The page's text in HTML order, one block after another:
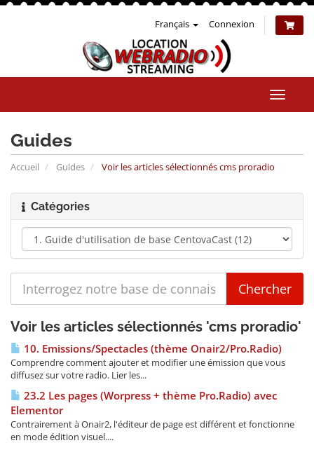
Français Connexion
la
Guides
Accueil Guides Voir les articles sélectionnés cms proradio
Catégories
Voir les articles sélectionnés 'cms proradio'
10. Emissions/Spectacles (thème Onair2/Pro.Radio)
Comprendre comment ajouter et modifier une émission que vous
diffusez sur votre radio. Lier les...
23.2 Les pages (Worpress + thème Pro.Radio) avec
Elementor
Contrairement à Onair2, l'éditeur de page est différent et fonctionne
en mode édition visuel....